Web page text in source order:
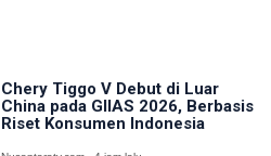
Chery Tiggo V Debut di Luar
China pada GIIAS 2026, Berbasis
Riset Konsumen Indonesia